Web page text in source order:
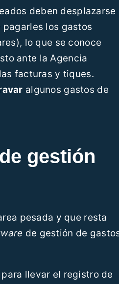
deben desplazarse
los gastos
lo que se conoce
ante la Agencia
facturas y tiques.
algunos gastos de
gestión
pesada y que resta
de gestión de
para llevar el registro de